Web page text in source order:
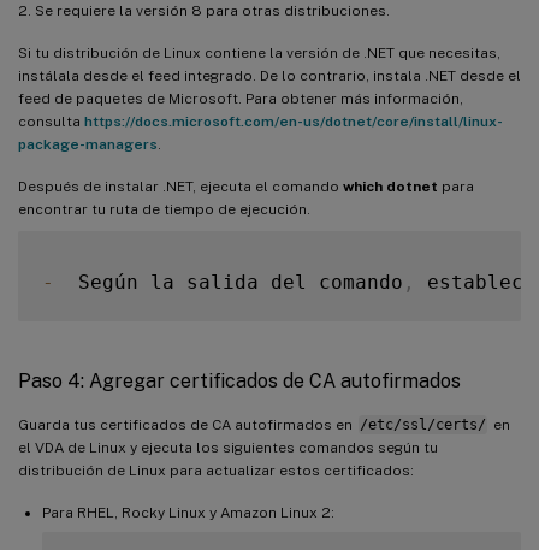
2. Se requiere la versión 8 para otras distribuciones.
Si tu distribución de Linux contiene la versión de .NET que necesitas,
instálala desde el feed integrado. De lo contrario, instala .NET desde el
feed de paquetes de Microsoft. Para obtener más información,
consulta https://docs.microsoft.com/en-us/dotnet/core/install/linux-
package-managers
Después de instalar .NET, ejecuta el comando which dotnet para
encontrar tu ruta de tiempo de ejecución.
-
  Según la salida del comando
,
Paso 4: Agregar certificados de CA autofirmados
Guarda tus certificados de CA autofirmados en /etc/ssl/certs/ en
el VDA de Linux y ejecuta los siguientes comandos según tu
distribución de Linux para actualizar estos certificados:
Para RHEL, Rocky Linux y Amazon Linux 2: